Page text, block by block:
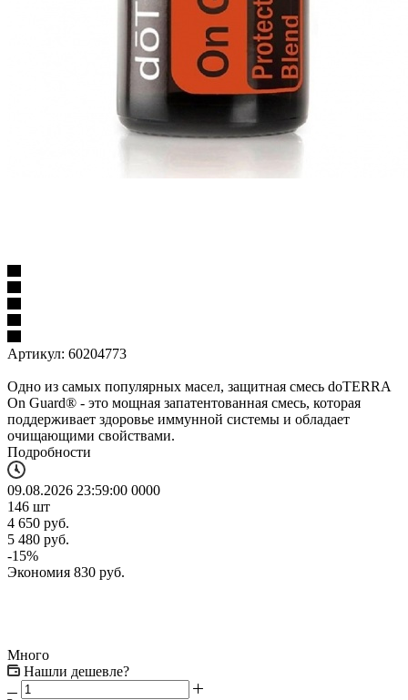
Артикул: 60204773
Одно из самых популярных масел, защитная смесь doTERRA
On Guard® - это мощная запатентованная смесь, которая
поддерживает здоровье иммунной системы и обладает
очищающими свойствами.
Подробности
09.08.2026 23:59:00 0000
146 шт
4 650 руб.
5 480 руб.
-15%
Экономия 830 руб.
Много
Нашли дешевле?